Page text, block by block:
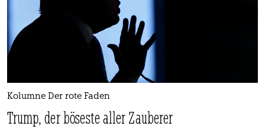
Kolumne Der rote Faden
Trump, der böseste aller Zauberer